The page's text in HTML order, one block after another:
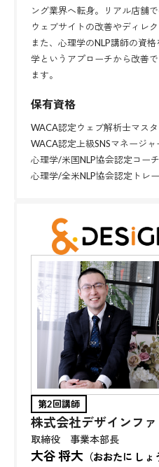
ング業界へ転身。リアル店舗
ウェブサイトの改善やディレ
また、心理学のNLP講師の資
学というアプローチから改善
ます。
保有資格
WACA認定ウェブ解析士マス
WACA認定上級SNSマネージャ
心理学/米国NLP協会認定コーチ
心理学/全米NLP協会認定トレ
第2回講師
株式会社デザインフ
取締役 事業本部長
大谷 将大 （おおたに しょ